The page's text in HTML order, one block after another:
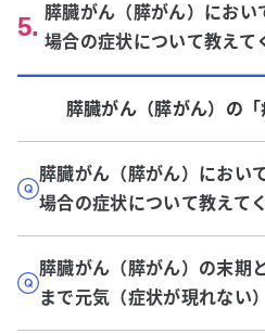
5. 膵臓がん（膵がん）におい
場合の症状について教えて
膵臓がん（膵がん） の「
膵臓がん（膵がん）におい
場合の症状について教えて
膵臓がん（膵がん）の末期
まで元気（症状が現れない